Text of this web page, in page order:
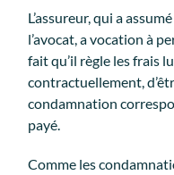
L’assureur, qui a
l’avocat, a vocation à
fait qu’il règle les frais
contractuellement,
condamnation
payé.
Comme les